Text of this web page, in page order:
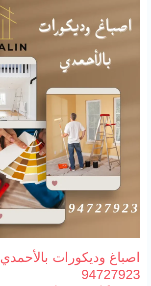
اصباغ وديكورات بالأحمدي
94727923
بالأحمدي
94727923